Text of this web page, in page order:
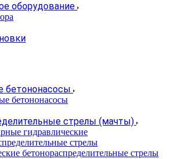
оборудование
бетононасосы
бетононасосы
стрелы (мачты)
гидравлические
стрелы
бетонораспределительные стрелы